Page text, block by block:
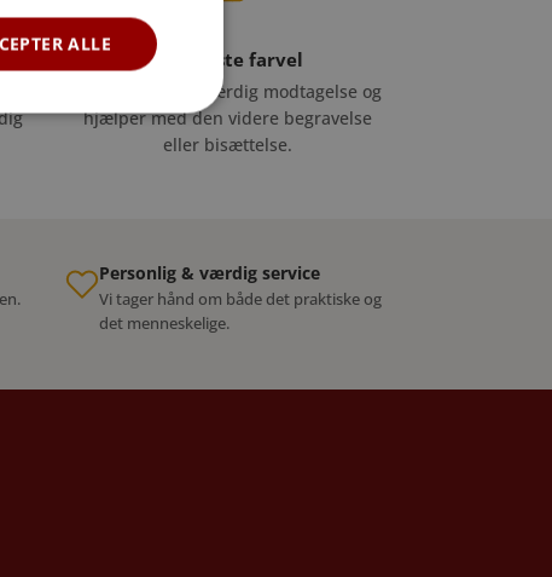
Det sidste farvel
Vi sørger for en værdig modtagelse og
hjælper med den videre begravelse
eller bisættelse.
Personlig & værdig service
Vi tager hånd om både det praktiske og
det menneskelige.
ALLE